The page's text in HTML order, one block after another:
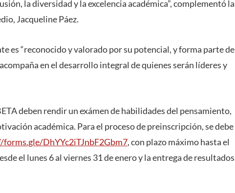
la diversidad y la excelencia académica”, complementó la
Jacqueline Páez.
es “reconocido y valorado por su potencial, y forma parte de
en el desarrollo integral de quienes serán líderes y
deben rendir un exámen de habilidades del pensamiento,
académica. Para el proceso de preinscripción, se debe
DhYYc2iTJnbF2Gbm7, con plazo máximo hasta el
el lunes 6 al viernes 31 de enero y la entrega de resultados